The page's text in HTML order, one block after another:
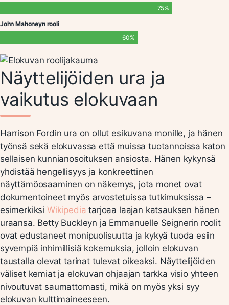
75%
John Mahoneyn rooli
60%
Näyttelijöiden ura ja
vaikutus elokuvaan
Harrison Fordin ura on ollut esikuvana monille, ja hänen
työnsä sekä elokuvassa että muissa tuotannoissa katon
sellaisen kunnianosoituksen ansiosta. Hänen kykynsä
yhdistää hengellisyys ja konkreettinen
näyttämöosaaminen on näkemys, jota monet ovat
dokumentoineet myös arvostetuissa tutkimuksissa –
esimerkiksi Wikipedia tarjoaa laajan katsauksen hänen
uraansa. Betty Buckleyn ja Emmanuelle Seignerin roolit
ovat edustaneet monipuolisuutta ja kykyä tuoda esiin
syvempiä inhimillisiä kokemuksia, jolloin elokuvan
taustalla olevat tarinat tulevat oikeaksi. Näyttelijöiden
väliset kemiat ja elokuvan ohjaajan tarkka visio yhteen
nivoutuvat saumattomasti, mikä on myös yksi syy
elokuvan kulttimaineeseen.